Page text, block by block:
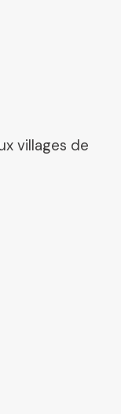
villages de